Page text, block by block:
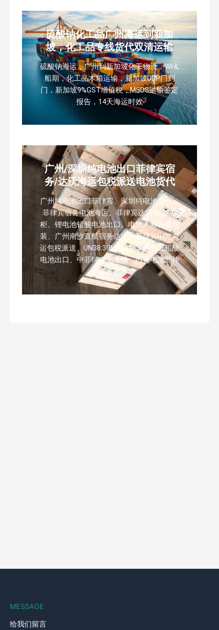
硫酸钠化工品广州海运到新加
坡，化工品专线货代双清运输
硫酸钠海运，广州到新加坡化工物流，WHL
船期，化工品木箱运输，新加坡DDP门到
门，新加坡9%GST增值税，MSDS运输鉴定
报告，14天海运时效
广州/深圳纯电池出口菲律宾宿
务/达沃海运包税派送电池货代
广州纯电池出口菲律宾、深圳纯电池货代、
菲律宾宿务电池海运、菲律宾达沃电池DG
柜、锂电池铅酸电池出口、电池木箱合规包
装、广州南沙直航宿务达沃、菲律宾电池海
运包税派送、UN38.3电池报关、危包证铅酸
电池出口、中菲纯电池专线、内置电池菲律
宾海运
MESSAGE
给我们留言